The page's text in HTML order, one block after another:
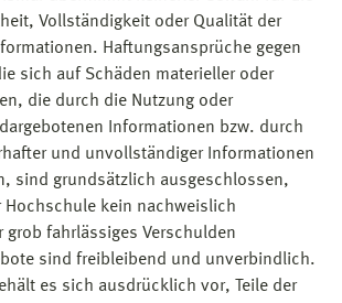
Vollständigkeit oder Qualität der
Haftungsansprüche gegen
sich auf Schäden materieller oder
die durch die Nutzung oder
Informationen bzw. durch
und unvollständiger Informationen
sind grundsätzlich ausgeschlossen,
Hochschule kein nachweislich
grob fahrlässiges Verschulden
sind freibleibend und unverbindlich.
es sich ausdrücklich vor, Teile der